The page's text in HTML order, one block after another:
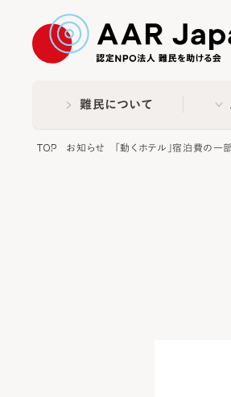
難民について
TOP お知らせ 「動くホテル」宿泊費の一